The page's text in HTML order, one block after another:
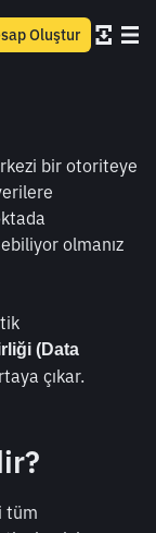
Oluştur
bir otoriteye
olmanız
(Data
çıkar.
tüm